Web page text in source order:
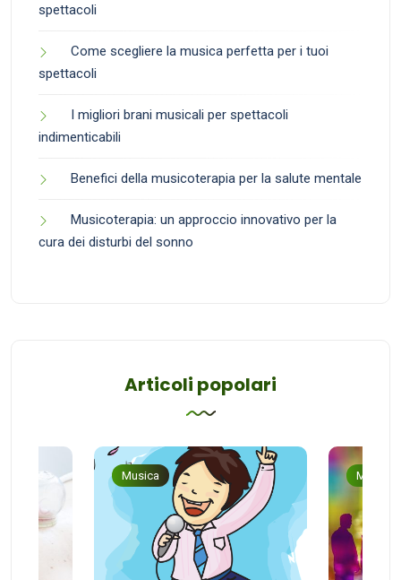
spettacoli
Come scegliere la musica perfetta per i tuoi
spettacoli
I migliori brani musicali per spettacoli
indimenticabili
Benefici della musicoterapia per la salute mentale
Musicoterapia: un approccio innovativo per la
cura dei disturbi del sonno
Articoli popolari
Musica Musica